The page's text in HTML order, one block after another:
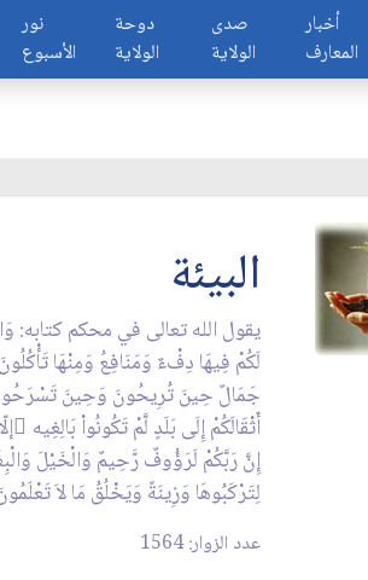
نور
الأسبوع
دوحة
الولاية
صدى
الولاية
أخبار
المعارف
البيئة
يقول الله تعالى في محكم كتابه:
لَكُمْ فِيهَا دِفْءٌ وَمَنَافِعُ وَمِنْهَا
جَمَالٌ حِينَ تُرِيحُونَ وَحِينَ
أَثْقَالَكُمْ إِلَى بَلَدٍ لَّمْ تَكُونُواْ بَالِغِيه
إِنَّ رَبَّكُمْ لَرَؤُوفٌ رَّحِيمٌ وَالْخَيْلَ
لِتَرْكَبُوهَا وَزِينَةً وَيَخْلُقُ مَا لاَ
عدد الزوار: 1564